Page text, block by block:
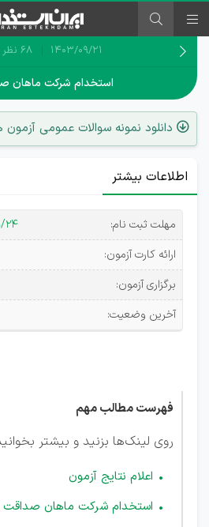
۱۴۰۳/۰۹/۲۱ 68 نظر
استخدام شرکت ماهان
دانلود نمونه سوالات عمومی
اطلاعات بیشتر
مهلت ثبت نام:
۱۴۰۳/
ارائه کارت آزمون:
برگزاری آزمون:
آخرین وضعیت:
آگهی
استخدامی
شرکت
ماهان
فهرست مطالب مهم
روی لینک‌ها بزنید و بیشتر
اعلام نتایج آزمون
استخدام شرکت ماهان صداقت